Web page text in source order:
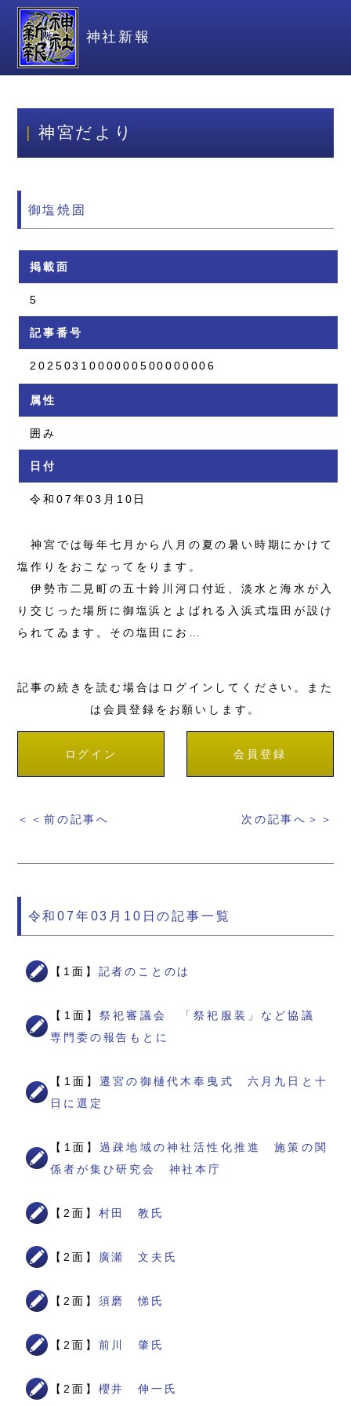
神社新報
神宮だより
御塩焼固
掲載面
5
記事番号
2025031000000500000006
属性
囲み
日付
令和07年03月10日
神宮では毎年七月から八月の夏の暑い時期にかけて
塩作りをおこなってをります。
伊勢市二見町の五十鈴川河口付近、淡水と海水が入
り交じった場所に御塩浜とよばれる入浜式塩田が設け
られてゐます。その塩田にお…
記事の続きを読む場合はログインしてください。また
は会員登録をお願いします。
ログイン 会員登録
＜＜前の記事へ 次の記事へ＞＞
令和07年03月10日の記事一覧
【1面】 記者のことのは
【1面】祭祀審議会 「祭祀服装」など協議
専門委の報告もとに
【1面】遷宮の御樋代木奉曳式 六月九日と十
日に選定
【1面】過疎地域の神社活性化推進 施策の関
係者が集ひ研究会 神社本庁
【2面】 村田 教氏
【2面】 廣瀬 文夫氏
【2面】 須磨 悌氏
【2面】 前川 肇氏
【2面】 櫻井 伸一氏